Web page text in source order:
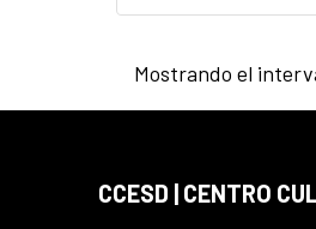
Mostrando el
CCESD | CENTRO